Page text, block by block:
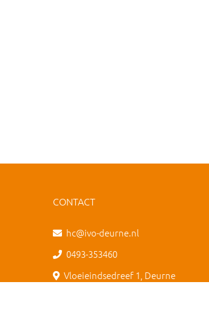
CONTACT
hc@ivo-deurne.nl
0493-353460
Vloeieindsedreef 1, Deurne